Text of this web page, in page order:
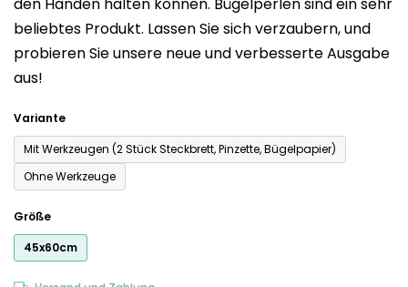
den Händen halten können. Bügelperlen sind ein sehr
beliebtes Produkt. Lassen Sie sich verzaubern, und
probieren Sie unsere neue und verbesserte Ausgabe
aus!
Variante
Mit Werkzeugen (2 Stück Steckbrett, Pinzette, Bügelpapier)
Ohne Werkzeuge
Größe
45x60cm
Sternen.